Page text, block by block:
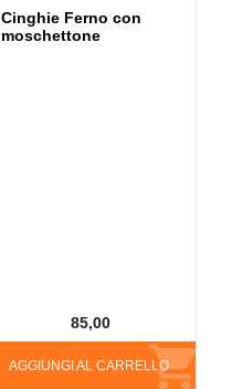
Cinghie Ferno con
moschettone
AGGIUNGI AL CARRELLO
85,00